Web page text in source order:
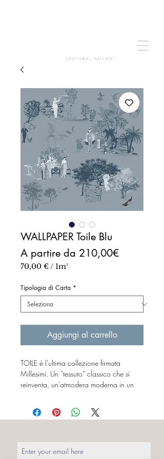
MICHAEL MILESI
WALLPAPER Toile Blu
A partire da 210,00€Prezzo
70,00 € / 1m²
ogni
1
Metro
quadrato
Tipologia di Carta *
Aggiungi al carrello
TOILE è l'ultima collezione firmata
Millesimi. Un “tessuto” classico che si
reinventa, un’atmosfera moderna in un
Una nuova carta da parati ispirata
all’influenza delle stampe orientali nella
rivisitati, anima uno sfondo monocromo.